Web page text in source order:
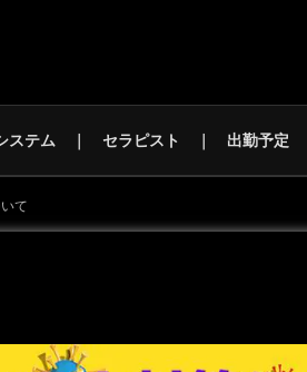
ステム セラピスト 出勤予定
て